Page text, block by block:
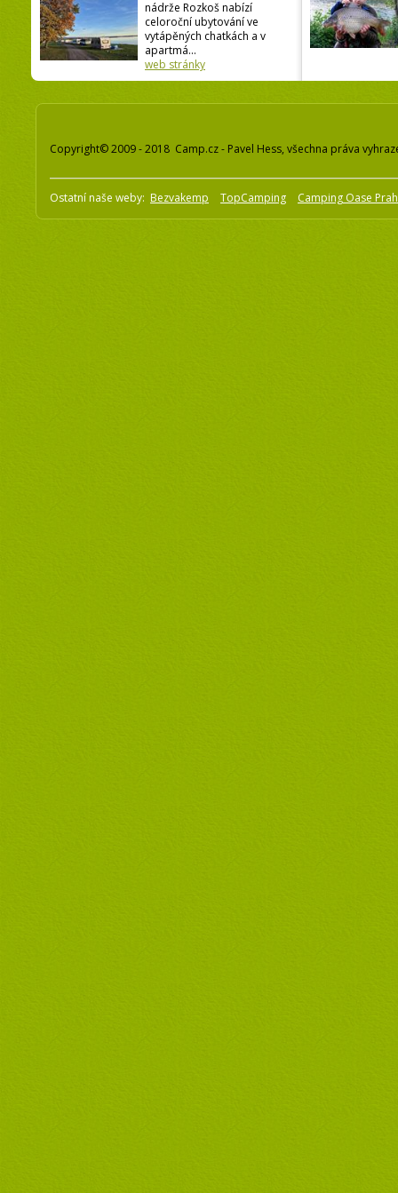
nádrže Rozkoš nabízí
celoroční ubytování ve
vytápěných chatkách a v
apartmá...
web stránky
Copyright© 2009 - 2018 Camp.cz - Pavel Hess, všechna práva
Ostatní naše weby: Bezvakemp TopCamping Camping Oase